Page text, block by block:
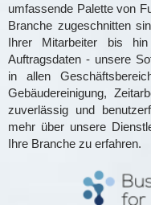
umfassende Palette von
Branche zugeschnitten
Ihrer Mitarbeiter bis
Auftragsdaten - unsere
in allen
Gebäudereinigung,
zuverlässig und
mehr über unsere
Ihre Branche zu erfahren.